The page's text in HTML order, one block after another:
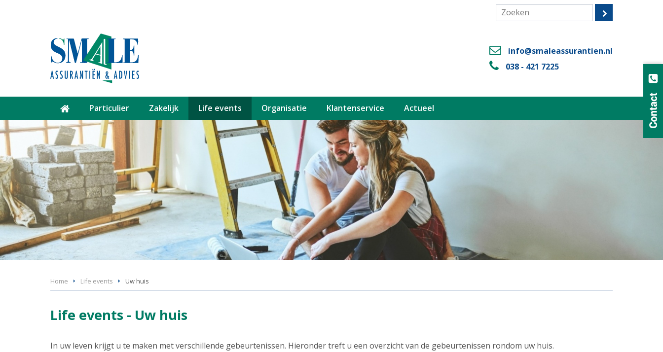
info@smaleassurantien.nl
038 - 421 7225
Particulier Zakelijk Life events Organisatie Klantenservice Actueel
Home Life events Uw huis
Life events - Uw huis
In uw leven krijgt u te maken met verschillende gebeurtenissen. Hieronder treft u een overzicht van de gebeurtenissen rondom uw huis.